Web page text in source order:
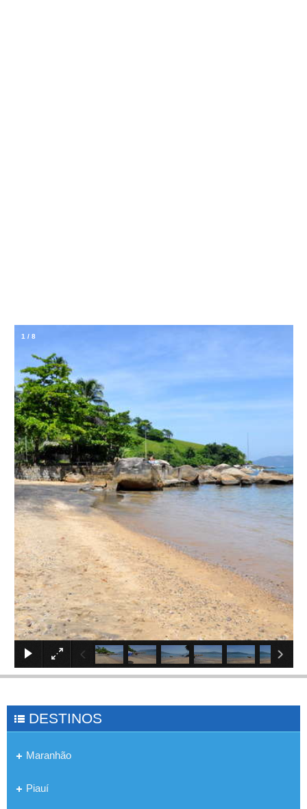
×
1 / 8
DESTINOS
Maranhão
Piauí